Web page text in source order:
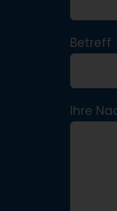
Betreff
Ihre